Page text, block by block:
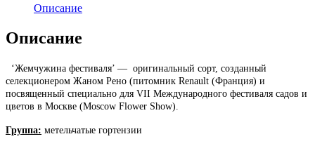
Описание
Описание
‘Жемчужина фестиваля’ — оригинальный сорт, созданный
селекционером Жаном Рено (питомник Renault (Франция) и
посвященный специально для VII Международного фестиваля садов и
цветов в Москве (Moscow Flower Show).
Группа: метельчатые гортензии